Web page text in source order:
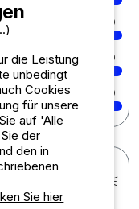
10
10
10
die Leistung
unbedingt
Cookies
für unsere
auf 'Alle
der
den in
Sie hier